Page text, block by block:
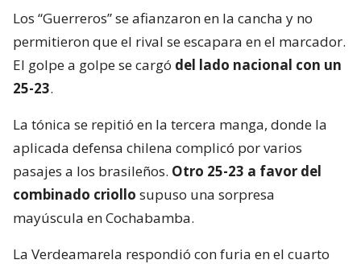
Los “Guerreros” se afianzaron en la cancha y no
permitieron que el rival se escapara en el marcador.
El golpe a golpe se cargó del lado nacional con un
25-23.
La tónica se repitió en la tercera manga, donde la
aplicada defensa chilena complicó por varios
pasajes a los brasileños. Otro 25-23 a favor del
combinado criollo supuso una sorpresa
mayúscula en Cochabamba.
La Verdeamarela respondió con furia en el cuarto